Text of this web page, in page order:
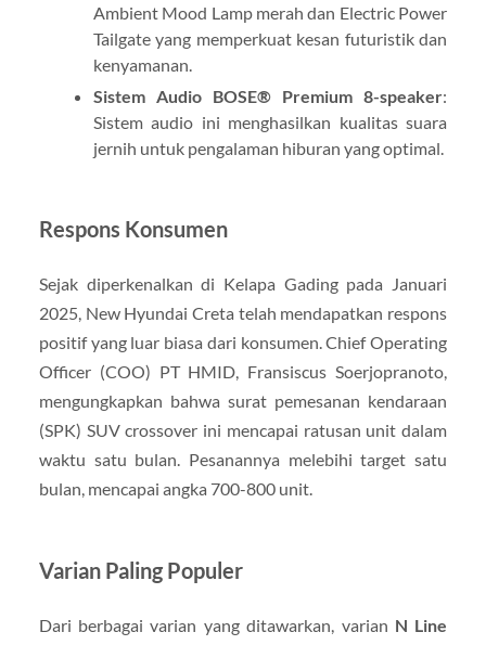
Ambient Mood Lamp merah dan Electric Power
Tailgate yang memperkuat kesan futuristik dan
kenyamanan.
Sistem Audio BOSE® Premium 8-speaker:
Sistem audio ini menghasilkan kualitas suara
jernih untuk pengalaman hiburan yang optimal.
Respons Konsumen
Sejak diperkenalkan di Kelapa Gading pada Januari
2025, New Hyundai Creta telah mendapatkan respons
positif yang luar biasa dari konsumen. Chief Operating
Officer (COO) PT HMID, Fransiscus Soerjopranoto,
mengungkapkan bahwa surat pemesanan kendaraan
(SPK) SUV crossover ini mencapai ratusan unit dalam
waktu satu bulan. Pesanannya melebihi target satu
bulan, mencapai angka 700-800 unit.
Varian Paling Populer
Dari berbagai varian yang ditawarkan, varian N Line